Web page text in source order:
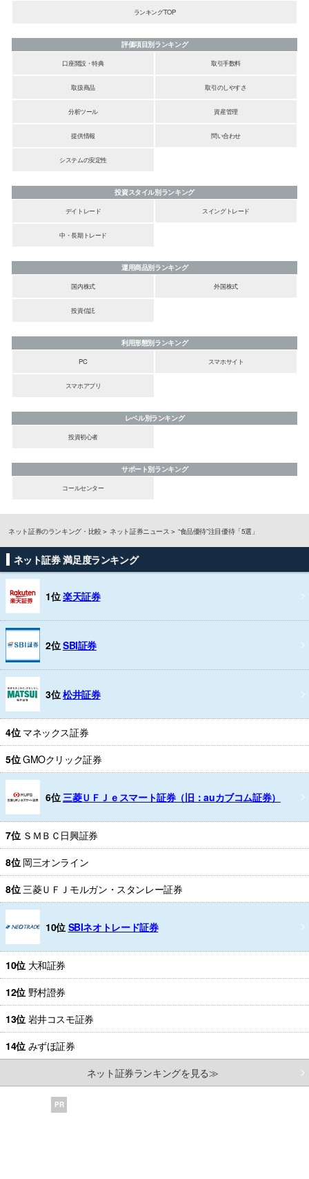
ランキングTOP
評価項目別ランキング
口座開設・特典
取引手数料
取扱商品 取引のしやすさ
分析ツール 資産管理
提供情報 問い合わせ
システムの安定性
投資スタイル別ランキング
デイトレード
スイングトレード
中・長期トレード
運用商品別ランキング
国内株式
外国株式
投資信託
利用形態別ランキング
PC
スマホサイト
スマホアプリ
レベル別ランキング
投資初心者
サポート別ランキング
コールセンター
ネット証券のランキング・比較 ネット証券ニュース “食品優待”注目優待「5選」
ネット証券 満足度ランキング
1位楽天証券
2位SBI証券
3位松井証券
4位 マネックス証券
5位GMOクリック証券
6位 三菱ＵＦＪｅスマート証券（旧：auカブコム証券）
7位 ＳＭＢＣ日興証券
8位 岡三オンライン
8位 三菱ＵＦＪモルガン・スタンレー証券
10位 SBIネオトレード証券
10位 大和証券
12位 野村證券
13位 岩井コスモ証券
14位 みずほ証券
ネット証券ランキングを見る≫
PR